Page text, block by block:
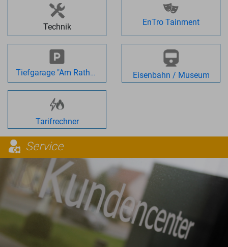
Technik EnTro Tainment
Tiefgarage "Am Rathaus" Eisenbahn / Museum
Tarifrechner
Service